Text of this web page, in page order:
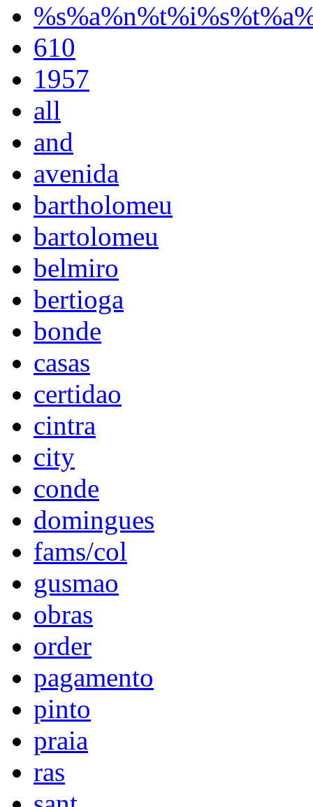
610
1957
all
and
avenida
bartholomeu
bartolomeu
belmiro
bertioga
bonde
casas
certidao
cintra
city
conde
domingues
fams/col
gusmao
obras
order
pagamento
pinto
praia
ras